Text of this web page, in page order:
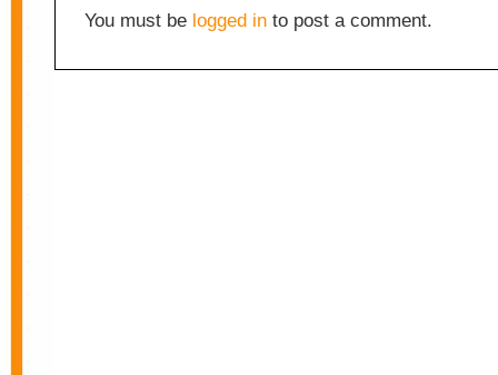
You must be logged in to post a comment.